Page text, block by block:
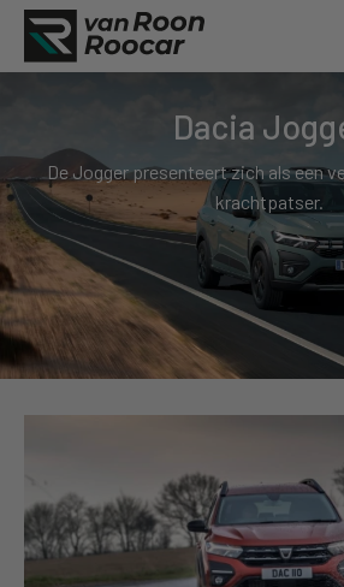
Dacia
De Jogger presenteert zich als een
krachtpatser.